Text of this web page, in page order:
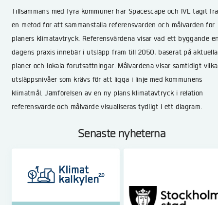
Tillsammans med fyra kommuner har Spacescape och IVL tagit
en metod för att sammanställa referensvärden och målvärden för
planers klimatavtryck. Referensvärdena visar vad ett byggande
dagens praxis innebär i utsläpp fram till 2050, baserat på aktuella
planer och lokala förutsättningar. Målvärdena visar samtidigt vilka
utsläppsnivåer som krävs för att ligga i linje med kommunens
klimatmål. Jämförelsen av en ny plans klimatavtryck i relation
referensvärde och målvärde visualiseras tydligt i ett diagram.
Senaste nyheterna